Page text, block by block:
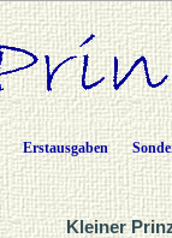
Erstausgaben
Kleiner